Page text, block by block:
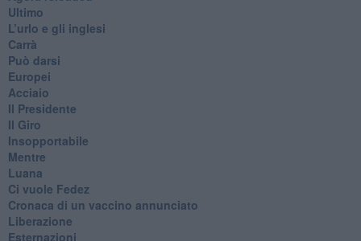
Ultimo
​L’urlo e gli inglesi
Carrà
Può darsi
Europei
Acciaio
Il Presidente
​Il Giro
Insopportabile
​Mentre
Luana
​Ci vuole Fedez
​Cronaca di un vaccino annunciato
​Liberazione
Esternazioni